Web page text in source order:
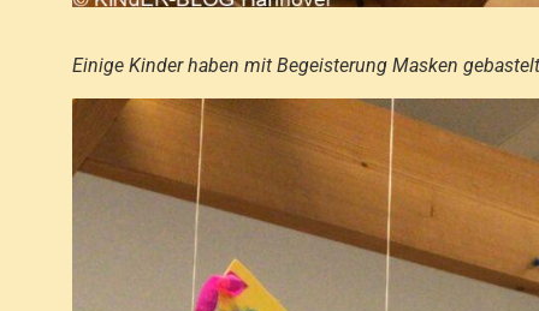
Einige Kinder haben mit Begeisterung Masken